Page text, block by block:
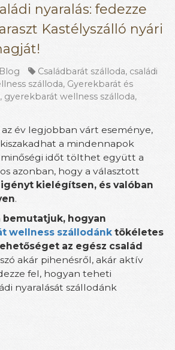
nyaralás: fedezze
Kastélyszálló nyári
Blog Családbarát szálloda, családi
szálloda, Gyerekbarát és
, gyerekbarát wellness szálloda,
az év legjobban várt eseménye,
a mindennapok
minőségi időt tölthet együtt a
azonban, hogy a választott
kielégítsen, és valóban
.
bemutatjuk, hogyan
wellness szállodánk tökéletes
az egész család
akár pihenésről, akár aktív
fel, hogyan teheti
nyaralását szállodánk